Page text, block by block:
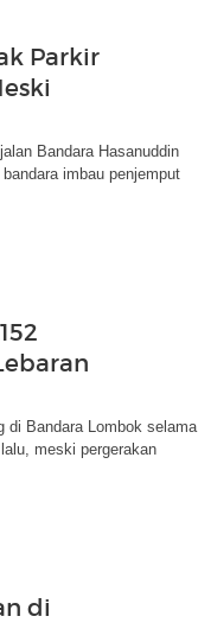
Parkir
Bandara Hasanuddin
imbau penjemput
di Bandara Lombok selama
meski pergerakan
di